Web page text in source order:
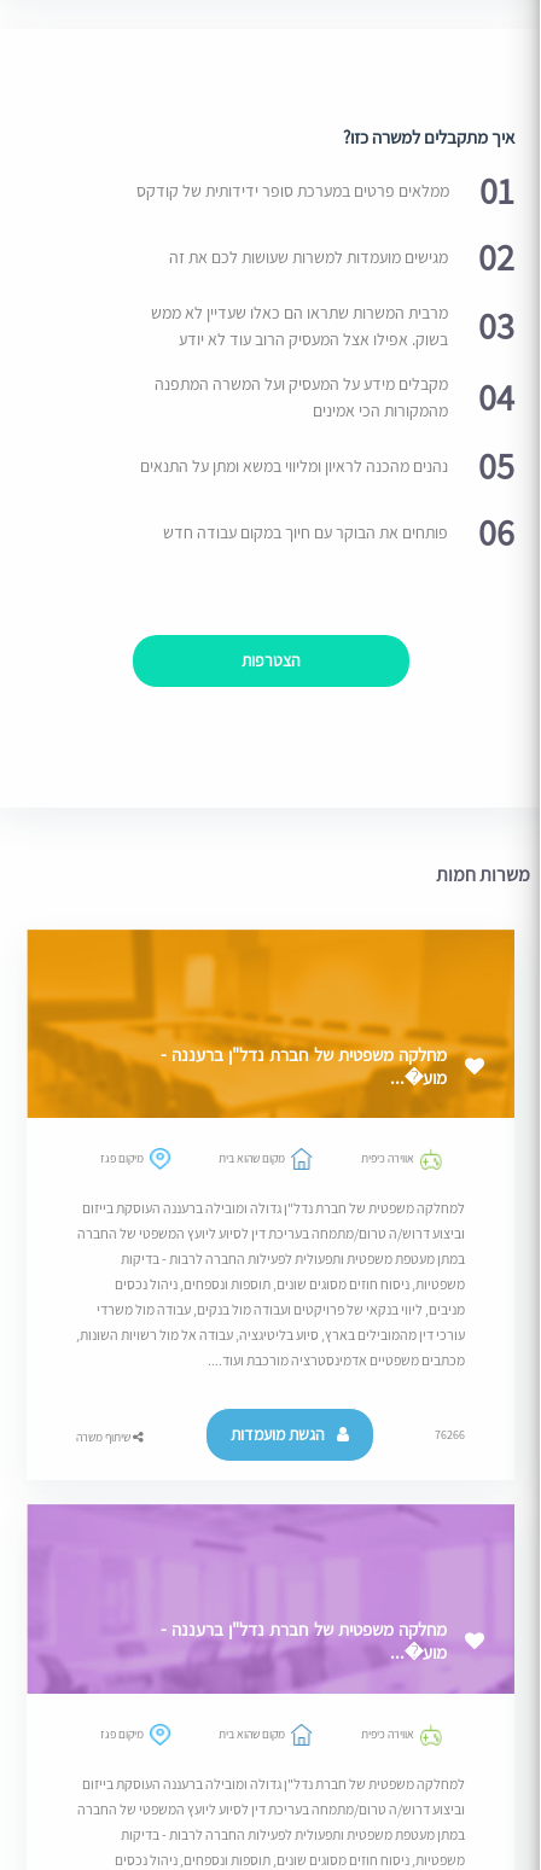
איך מתקבלים למשרה כזו?
01 ממלאים פרטים במערכת סופר ידידותית של קודקס
02 מגישים מועמדות למשרות שעושות לכם את זה
03
מרבית המשרות שתראו הם כאלו שעדיין לא ממש
בשוק. אפילו אצל המעסיק הרוב עוד לא יודע
04
מקבלים מידע על המעסיק ועל המשרה המתפנה
מהמקורות הכי אמינים
05 נהנים מהכנה לראיון ומליווי במשא ומתן על התנאים
06 פותחים את הבוקר עם חיוך במקום עבודה חדש
הצטרפות
משרות חמות
מחלקה משפטית של חברת נדל"ן ברעננה -
מוע�...
אווירה כיפית מקום שהוא בית מיקום פגז
למחלקה משפטית של חברת נדל"ן גדולה ומובילה ברעננה העוסקת בייזום
וביצוע דרוש/ה טרום/מתמחה בעריכת דין לסיוע ליועץ המשפטי של החברה
במתן מעטפת משפטית ותפעולית לפעילות החברה לרבות - בדיקות
משפטיות, ניסוח חוזים מסוגים שונים, תוספות ונספחים, ניהול נכסים
מניבים, ליווי בנקאי של פרויקטים ועבודה מול בנקים, עבודה מול משרדי
עורכי דין מהמובילים בארץ, סיוע בליטיגציה, עבודה אל מול רשויות השונות,
מכתבים משפטיים אדמינסטרציה מורכבת ועוד....
76266 הגשת מועמדות שיתוף משרה
מחלקה משפטית של חברת נדל"ן ברעננה -
מוע�...
אווירה כיפית מקום שהוא בית מיקום פגז
למחלקה משפטית של חברת נדל"ן גדולה ומובילה ברעננה העוסקת בייזום
וביצוע דרוש/ה טרום/מתמחה בעריכת דין לסיוע ליועץ המשפטי של החברה
במתן מעטפת משפטית ותפעולית לפעילות החברה לרבות - בדיקות
משפטיות, ניסוח חוזים מסוגים שונים, תוספות ונספחים, ניהול נכסים